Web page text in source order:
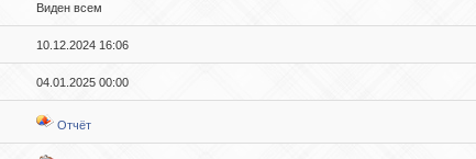
Виден всем
10.12.2024 16:06
04.01.2025 00:00
Отчёт